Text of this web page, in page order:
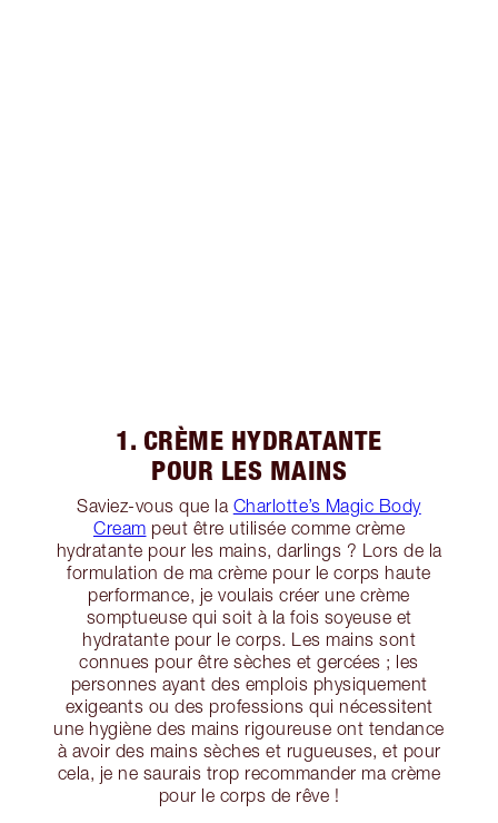
1. CRÈME HYDRATANTE
POUR LES MAINS
Saviez-vous que la Charlotte’s Magic Body
Cream peut être utilisée comme crème
hydratante pour les mains, darlings ? Lors de la
formulation de ma crème pour le corps haute
performance, je voulais créer une crème
somptueuse qui soit à la fois soyeuse et
hydratante pour le corps. Les mains sont
connues pour être sèches et gercées ; les
personnes ayant des emplois physiquement
exigeants ou des professions qui nécessitent
une hygiène des mains rigoureuse ont tendance
à avoir des mains sèches et rugueuses, et pour
cela, je ne saurais trop recommander ma crème
pour le corps de rêve !